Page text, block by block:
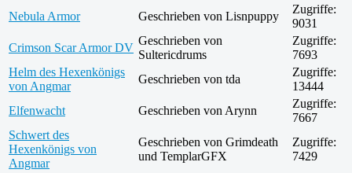
Nebula Armor
Geschrieben von Lisnpuppy
Zugriffe:
9031
Crimson Scar Armor DV
Geschrieben von
Sultericdrums
Zugriffe:
7693
Helm des Hexenkönigs
von Angmar
Geschrieben von tda
Zugriffe:
13444
Elfenwacht
Geschrieben von Arynn
Zugriffe:
7667
Schwert des
Hexenkönigs von
Angmar
Geschrieben von Grimdeath
und TemplarGFX
Zugriffe:
7429